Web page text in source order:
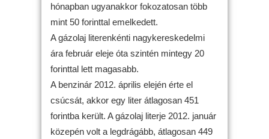
hónapban ugyanakkor fokozatosan több
mint 50 forinttal emelkedett.
A gázolaj literenkénti nagykereskedelmi
ára február eleje óta szintén mintegy 20
forinttal lett magasabb.
A benzinár 2012. április elején érte el
csúcsát, akkor egy liter átlagosan 451
forintba került. A gázolaj literje 2012. január
közepén volt a legdrágább, átlagosan 449